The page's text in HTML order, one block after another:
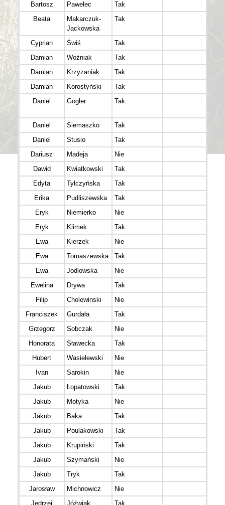
Bartosz
Pawelec
Tak
Beata
Makarczuk-
Jackowska
Tak
Cyprian Świś
Tak
Damian
Woźniak Tak
Damian
Krzyżaniak Tak
Damian
Korostyński
Tak
Daniel
Gogler Tak
Daniel
Siemaszko Tak
Daniel
Stusio
Tak
Dariusz
Madeja Nie
LKS
Dawid
Kwiatkowski Tak
Edyta
Tylczyńska Tak
Erika
Pudliszewska
Tak
Eryk
Niemierko
Nie
Eryk
Klimek Tak
Ewa
Kierzek Nie
Ewa
Tomaszewska
Tak
Ewa
Jodlowska Nie
Ewelina
Drywa Tak
Filip
Cholewinski Nie
Franciszek
Gurdała
Tak
Grzegorz
Sobczak
Nie
Honorata
Sławecka Tak
Hubert
Wasielewski Nie
Ivan
Sarokin
Nie
Jakub
Łopatowski
Tak
Jakub
Motyka Nie
Jakub
Baka
Tak
Jakub
Poulakowski
Tak
Jakub
Krupiński Tak
Jakub
Szymański
Nie
Jakub
Tryk Tak
Jarosław
Michnowicz
Nie
Jędrzej
Jóźwiak Tak